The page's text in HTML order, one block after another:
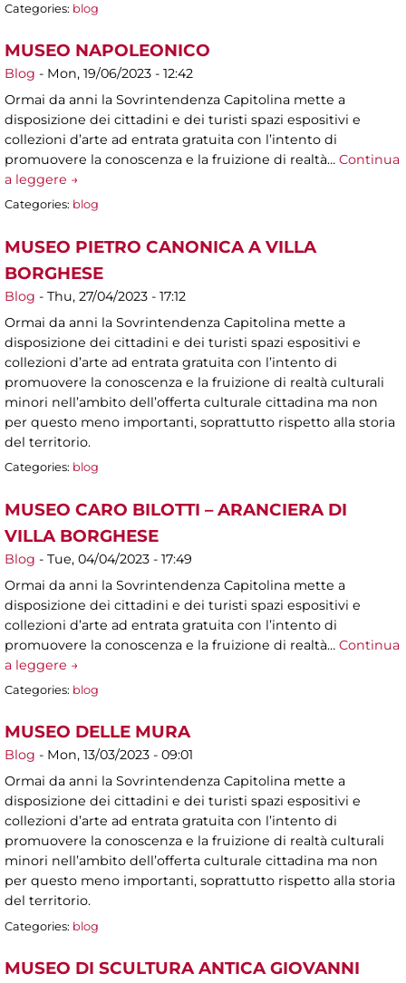
Categories: blog
MUSEO NAPOLEONICO
Blog - Mon, 19/06/2023 - 12:42
Ormai da anni la Sovrintendenza Capitolina mette a
disposizione dei cittadini e dei turisti spazi espositivi e
collezioni d’arte ad entrata gratuita con l’intento di
promuovere la conoscenza e la fruizione di realtà… Continua
a leggere →
Categories: blog
MUSEO PIETRO CANONICA A VILLA
BORGHESE
Blog - Thu, 27/04/2023 - 17:12
Ormai da anni la Sovrintendenza Capitolina mette a
disposizione dei cittadini e dei turisti spazi espositivi e
collezioni d’arte ad entrata gratuita con l’intento di
promuovere la conoscenza e la fruizione di realtà culturali
minori nell’ambito dell’offerta culturale cittadina ma non
per questo meno importanti, soprattutto rispetto alla storia
del territorio.
Categories: blog
MUSEO CARO BILOTTI – ARANCIERA DI
VILLA BORGHESE
Blog - Tue, 04/04/2023 - 17:49
Ormai da anni la Sovrintendenza Capitolina mette a
disposizione dei cittadini e dei turisti spazi espositivi e
collezioni d’arte ad entrata gratuita con l’intento di
promuovere la conoscenza e la fruizione di realtà… Continua
a leggere →
Categories: blog
MUSEO DELLE MURA
Blog - Mon, 13/03/2023 - 09:01
Ormai da anni la Sovrintendenza Capitolina mette a
disposizione dei cittadini e dei turisti spazi espositivi e
collezioni d’arte ad entrata gratuita con l’intento di
promuovere la conoscenza e la fruizione di realtà culturali
minori nell’ambito dell’offerta culturale cittadina ma non
per questo meno importanti, soprattutto rispetto alla storia
del territorio.
Categories: blog
MUSEO DI SCULTURA ANTICA GIOVANNI